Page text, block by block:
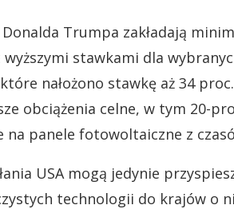
Donalda Trumpa zakładają
stawkami dla
nałożono stawkę aż 34
obciążenia celne, w tym 20-
na panele fotowoltaiczne z
USA mogą jedynie
technologii do krajów o